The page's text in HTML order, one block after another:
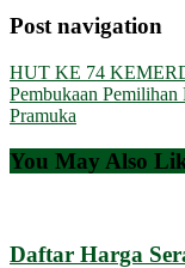
Post navigation
HUT KE 74
Pembukaan
Pramuka
You May Also
Daftar Harga